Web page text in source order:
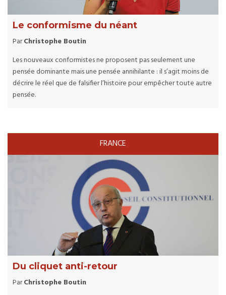
Le conformisme du néant
ParChristophe Boutin
Les nouveaux conformistes ne proposent pas seulement une
pensée dominante mais une pensée annihilante : il s’agit moins de
décrire le réel que de falsifier l’histoire pour empêcher toute autre
pensée.
FRANCE
Du cliquet anti-retour
ParChristophe Boutin